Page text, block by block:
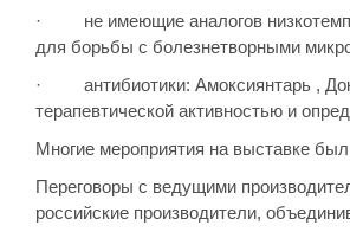
· не имеющие аналогов
для борьбы с болезнетворными
· антибиотики: Амоксиянтарь ,
терапевтической активностью и
Многие мероприятия на выставке
Переговоры с ведущими
российские производители,